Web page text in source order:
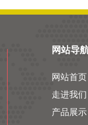
网站导
网站首页
走进我们
产品展示